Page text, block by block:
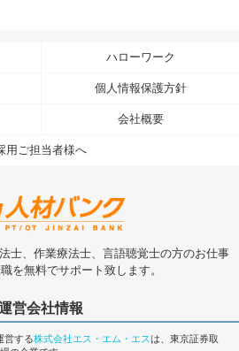
ハローワーク
個人情報保護方針
会社概要
用ご担当者様へ
士、作業療法士、言語聴覚士の方のお仕事
を無料でサポート致します。
営会社情報
営する株式会社エス・エム・エスは、東京証券取